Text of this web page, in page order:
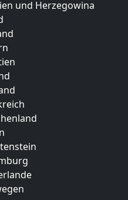
und Herzegowina